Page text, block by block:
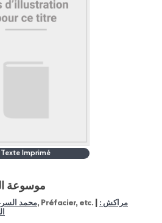
Texte Imprimé
موسوعة
محمد, Préfacier, etc.
مراكش :